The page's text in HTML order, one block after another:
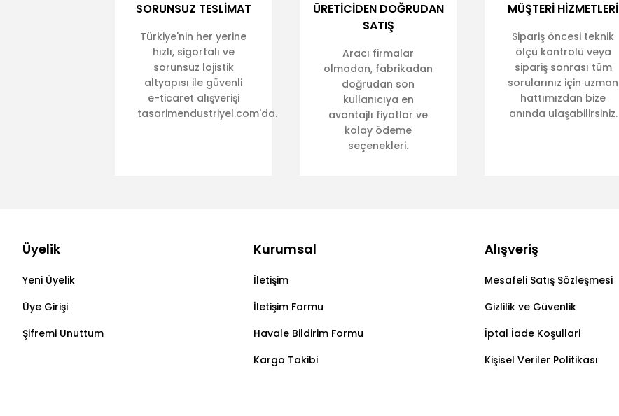
SORUNSUZ TESLİMAT
Türkiye'nin her yerine
hızlı, sigortalı ve
sorunsuz lojistik
altyapısı ile güvenli
e-ticaret alışverişi
tasarimendustriyel.com'da.
ÜRETİCİDEN DOĞRUDAN
SATIŞ
Aracı firmalar
olmadan, fabrikadan
doğrudan son
kullanıcıya en
avantajlı fiyatlar ve
kolay ödeme
seçenekleri.
MÜŞTERİ HİZMETLERİ
Sipariş öncesi teknik
ölçü kontrolü veya
sipariş sonrası tüm
sorularınız için uzman
hattımızdan bize
anında ulaşabilirsiniz.
Üyelik
Yeni Üyelik
Üye Girişi
Şifremi Unuttum
Kurumsal
İletişim
İletişim Formu
Havale Bildirim Formu
Kargo Takibi
Alışveriş
Mesafeli Satış Sözleşmesi
Gizlilik ve Güvenlik
İptal İade Koşullari
Kişisel Veriler Politikası